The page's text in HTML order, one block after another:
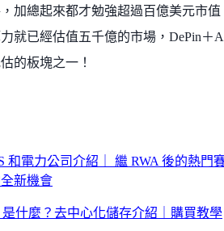
加總起來都才勉強超過百億美元市值
就已經估值五千億的市場，DePin＋
的板塊之一！
和電力公司介紹｜ 繼 RWA 後的熱門
新機會
是什麼？去中心化儲存介紹｜購買教學